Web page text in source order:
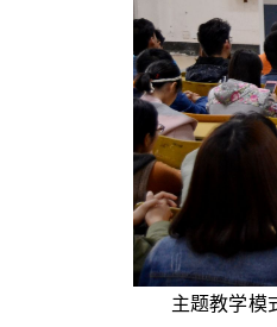
主题教学模